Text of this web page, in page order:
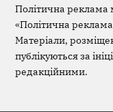
Політична реклама
«Політична
Матеріали,
публікуються за
редакційними.